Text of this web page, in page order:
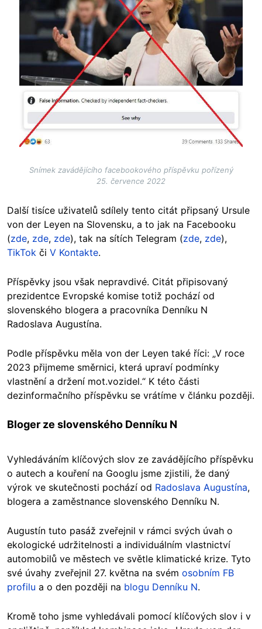
Snímek zavádějícího facebookového příspěvku pořízený
25. července 2022
Další tisíce uživatelů sdílely tento citát připsaný Ursule
von der Leyen na Slovensku, a to jak na Facebooku
(zde, zde, zde), tak na sítích Telegram (zde, zde),
TikTok či V Kontakte.
Příspěvky jsou však nepravdivé. Citát připisovaný
prezidentce Evropské komise totiž pochází od
slovenského blogera a pracovníka Denníku N
Radoslava Augustína.
Podle příspěvku měla von der Leyen také říci: „V roce
2023 přijmeme směrnici, která upraví podmínky
vlastnění a držení mot.vozidel.“ K této části
dezinformačního příspěvku se vrátíme v článku později.
Bloger ze slovenského Denníku N
Vyhledáváním klíčových slov ze zavádějícího příspěvku
o autech a kouření na Googlu jsme zjistili, že daný
výrok ve skutečnosti pochází od Radoslava Augustína,
blogera a zaměstnance slovenského Denníku N.
Augustín tuto pasáž zveřejnil v rámci svých úvah o
ekologické udržitelnosti a individuálním vlastnictví
automobilů ve městech ve světle klimatické krize. Tyto
své úvahy zveřejnil 27. května na svém osobním FB
profilu a o den později na blogu Denníku N.
Kromě toho jsme vyhledávali pomocí klíčových slov i v